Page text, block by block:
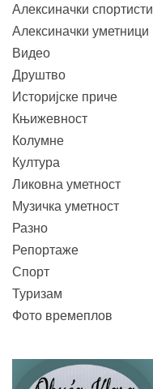
Алексиначки спортисти
Алексиначки уметници
Видео
Друштво
Историјске приче
Књижевност
Колумне
Култура
Ликовна уметност
Музичка уметност
Разно
Репортаже
Спорт
Туризам
Фото времеплов